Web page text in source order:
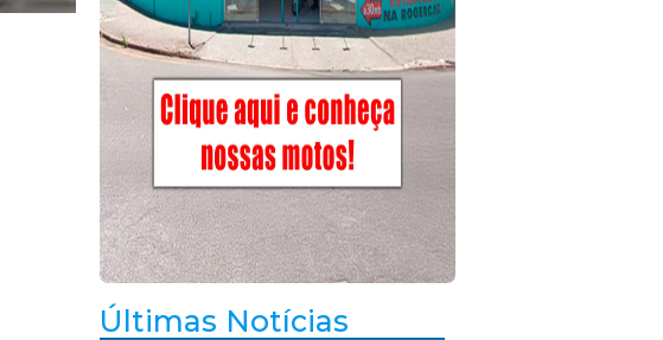
Últimas Notícias